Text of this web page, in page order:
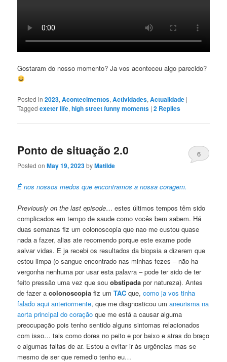
Gostaram do nosso momento? Ja vos aconteceu algo parecido?
Posted in 2023,Acontecimentos,Actividades,Actualidade |
Tagged exeter life,high street funny moments |2 Replies
Ponto de situação 2.0
Posted onMay 19, 2023byMatilde
6
É nos nossos medos que encontramos a nossa coragem.
Previously on the last episode… estes últimos tempos têm sido
complicados em tempo de saude como vocês bem sabem. Há
duas semanas fiz um colonoscopia que nao me custou quase
nada a fazer, alias ate recomendo porque este exame pode
salvar vidas. E ja recebi os resultados da biopsia a dizerem que
estou limpa (o sangue encontrado nas minhas fezes – não ha
vergonha nenhuma por usar esta palavra – pode ter sido de ter
feito pressão uma vez que souobstipada por natureza). Antes
de fazer a colonoscopia fiz um TAC que,como ja vos tinha
falado aqui anteriormente, que me diagnosticou umaneurisma na
aorta principal do coraçãoque me está a causar alguma
preocupação pois tenho sentido alguns sintomas relacionados
com isso… tais como dores no peito e por baixo e atras do braço
e algumas faltas de ar. Estou a evitar ir às urgências mas se
mesmo de ser que remedio tenho eu…